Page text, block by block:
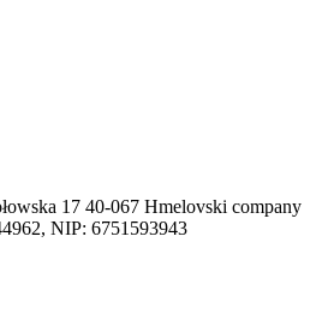
17 40-067 Hmelovski company
NIP: 6751593943